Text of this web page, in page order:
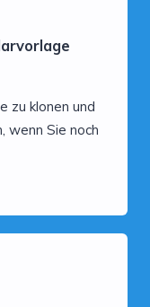
zu klonen und
wenn Sie noch